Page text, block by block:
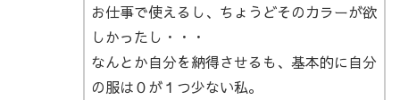
お仕事で使えるし、ちょうどそのカラーが欲
しかったし・・・
なんとか自分を納得させるも、基本的に自分
の服は０が１つ少ない私。